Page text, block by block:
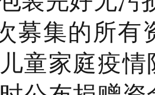
募集的所有
童家庭疫